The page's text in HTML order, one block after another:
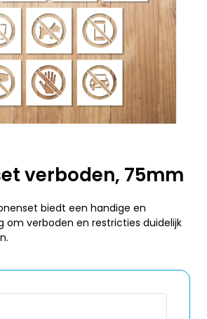
verboden, 75mm
biedt een handige en
om verboden en restricties duidelijk